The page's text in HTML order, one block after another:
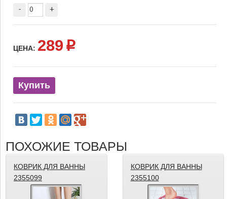
- +
ЦЕНА: 289 p
Купить
ПОХОЖИЕ ТОВАРЫ
КОВРИК ДЛЯ ВАННЫ
2355099
КОВРИК ДЛЯ ВАННЫ
2355100